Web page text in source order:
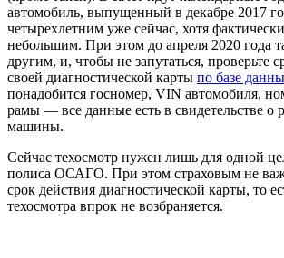
автомобиль, выпущенный в декабре 2017
четырехлетним уже сейчас, хотя
небольшим. При этом до апреля 2020 года
другим, и, чтобы не запутаться, проверьте
своей диагностической карты по базе
понадобится госномер, VIN автомобиля,
рамы — все данные есть в свидетельстве о
машины.
Сейчас техосмотр нужен лишь для одной
полиса ОСАГО. При этом страховым не
срок действия диагностической карты, то
техосмотра впрок не возбраняется.